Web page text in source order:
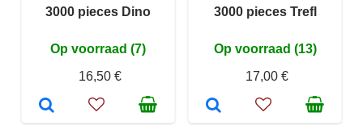
3000 pieces Dino
Op voorraad (7)
16,50 €
3000 pieces Trefl
Op voorraad (13)
17,00 €